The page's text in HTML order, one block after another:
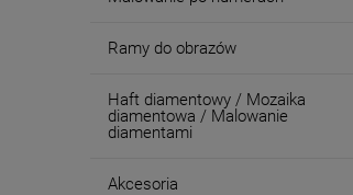
Ramy do obrazów
Haft diamentowy / Mozaika
diamentowa / Malowanie
diamentami
Akcesoria